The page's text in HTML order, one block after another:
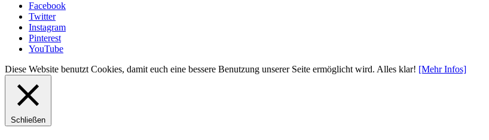
Facebook
Twitter
Instagram
Pinterest
YouTube
Diese Website benutzt Cookies, damit euch eine bessere Benutzung unserer Seite ermöglicht wird. Alles klar! [Mehr Infos]
Schließen